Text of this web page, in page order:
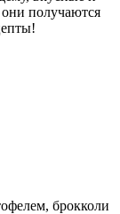
получаются
брокколи